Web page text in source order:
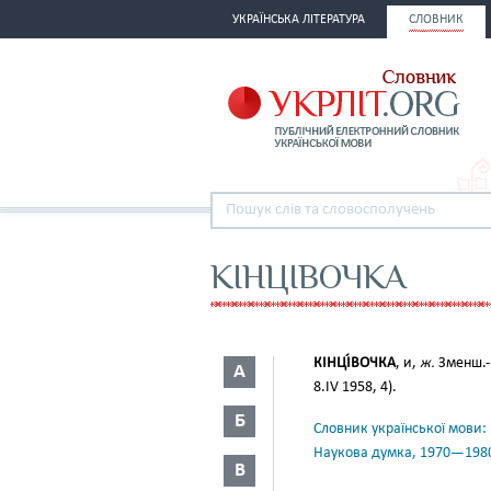
УКРАЇНСЬКА ЛІТЕРАТУРА СЛОВНИК
КІНЦІВОЧКА
А
Б
В
КІНЦІ́ВОЧКА, и, ж. Зменш.-
8.ІV 1958, 4).
Словник української
Наукова думка,